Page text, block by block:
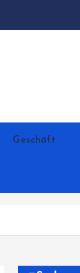
Geschäft